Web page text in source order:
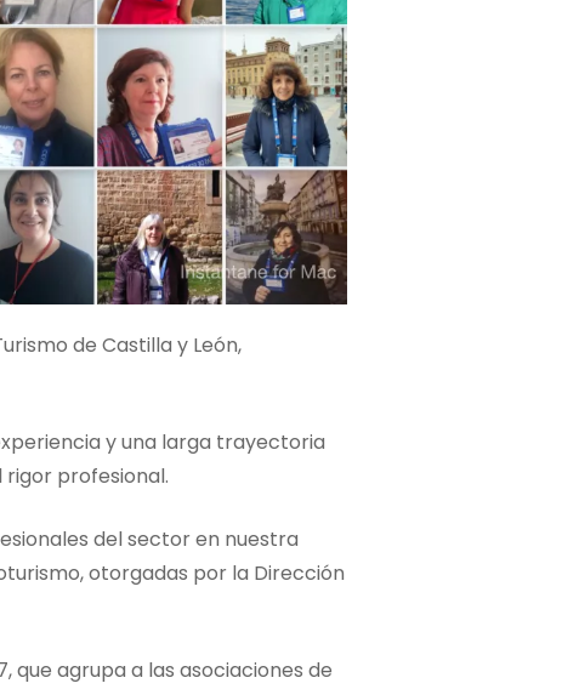
de Castilla y León,
y una larga trayectoria
rigor profesional.
del sector en nuestra
otorgadas por la Dirección
que agrupa a las asociaciones de